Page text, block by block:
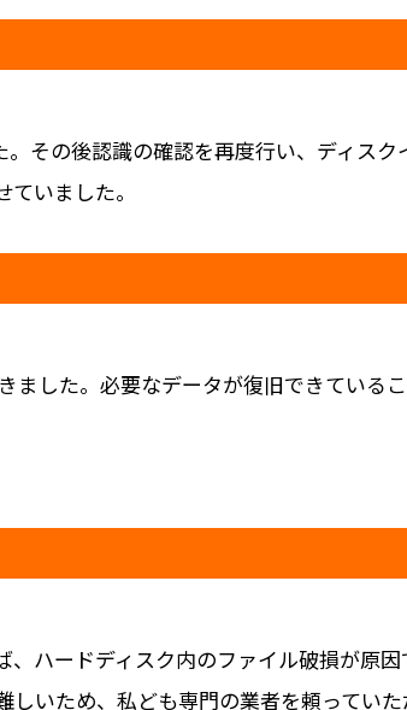
その後認識の確認を再度行い、ディスク
いました。
ました。必要なデータが復旧できている
ハードディスク内のファイル破損が原
いため、私ども専門の業者を頼ってい